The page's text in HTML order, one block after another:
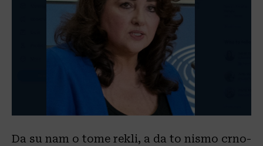
Da su nam o tome rekli, a da to nismo crno-